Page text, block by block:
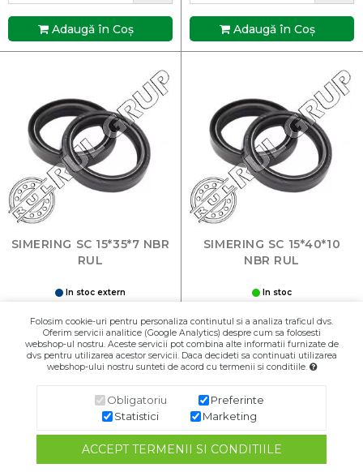
Adaugă în Coş Adaugă în Coş
SIMERING SC 15*35*7 NBR
RUL
In stoc extern
Buc
SIMERING SC 15*40*10
NBR RUL
In stoc
Buc
Folosim cookie-uri pentru personaliza continutul si a analiza traficul dvs.
Oferim servicii analitice (Google Analytics) despre cum sa folosesti
webshop-ul nostru. Aceste servicii pot combina alte informatii furnizate de
dvs pentru utilizarea acestor servicii. Daca decideti sa continuati utilizarea
webshop-ului nostru sunteti de acord cu termenii si conditiile.
Obligatoriu
Preferinte
Statistici
Marketing
ACCEPT TERMENII SI CONDITIILE